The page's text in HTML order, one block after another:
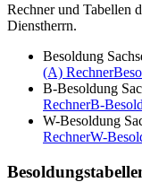
Rechner und Tabellen
Dienstherrn.
Besoldung
(A) Rechner
B-Besoldung
RechnerB-
W-Besoldung
RechnerW-